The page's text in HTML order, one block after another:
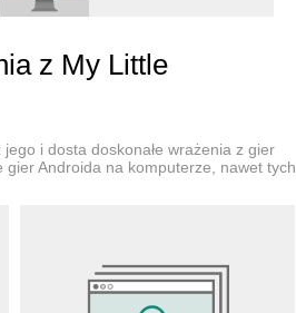
z My Little
i dosta doskonałe wrażenia z gier
gier Androida na komputerze, nawet tych